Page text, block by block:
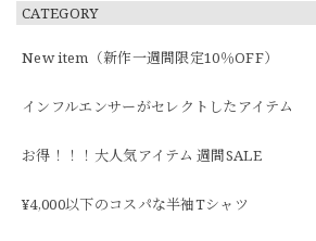
CATEGORY
New item（新作一週間限定10％OFF）
インフルエンサーがセレクトしたアイテム
お得！！！大人気アイテム 週間SALE
¥4,000以下のコスパな半袖Tシャツ